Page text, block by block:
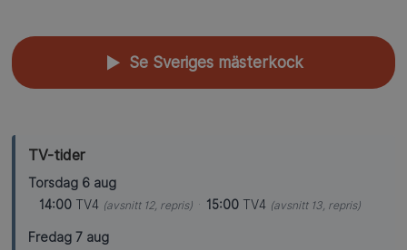
▲ Se Sveriges mästerkock
TV-tider
Torsdag 6 aug
14:00 TV4 (avsnitt 12, repris) · 15:00 TV4 (avsnitt 13, repris)
Fredag 7 aug